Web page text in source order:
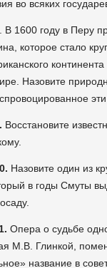
во всяких
. В 1600 году в Перу
которое стало
Назовите
Восстановите
Назовите один из
в годы Смуты
Опера о судьбе
М.В. Глинкой,
название в